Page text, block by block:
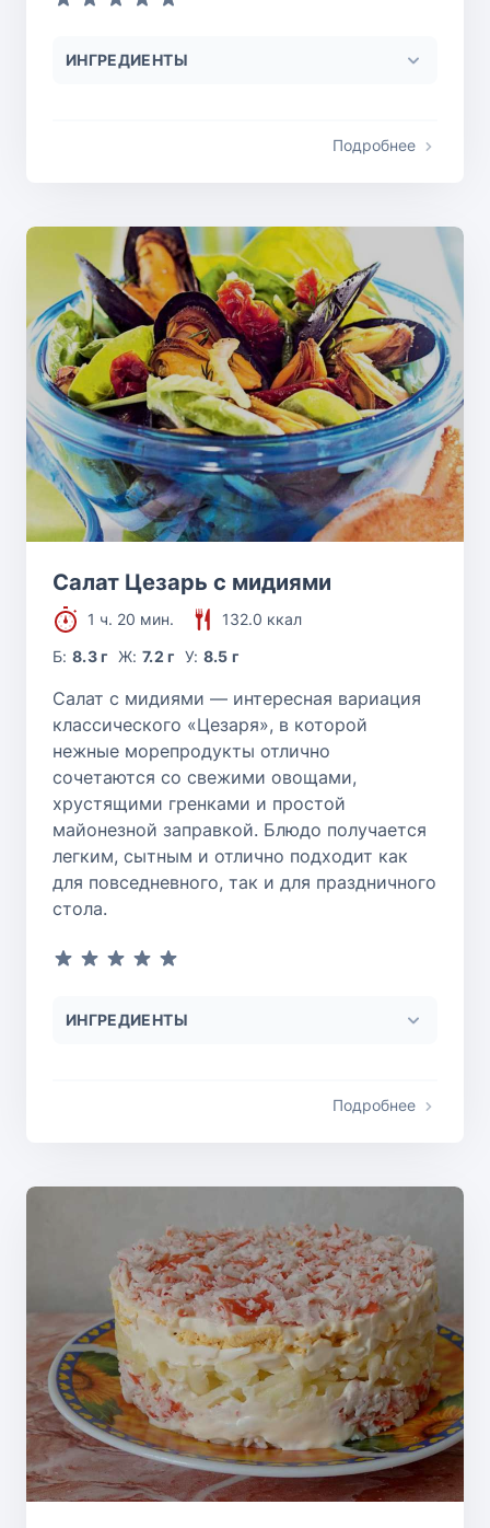
ИНГРЕДИЕНТЫ
Подробнее
Салат Цезарь с мидиями
1 ч. 20 мин.
132.0 ккал
Б:8.3 г Ж: 7.2 г У: 8.5 г
Салат с мидиями — интересная вариация
классического «Цезаря», в которой
нежные морепродукты отлично
сочетаются со свежими овощами,
хрустящими гренками и простой
майонезной заправкой. Блюдо получается
легким, сытным и отлично подходит как
для повседневного, так и для праздничного
стола.
ИНГРЕДИЕНТЫ
Подробнее